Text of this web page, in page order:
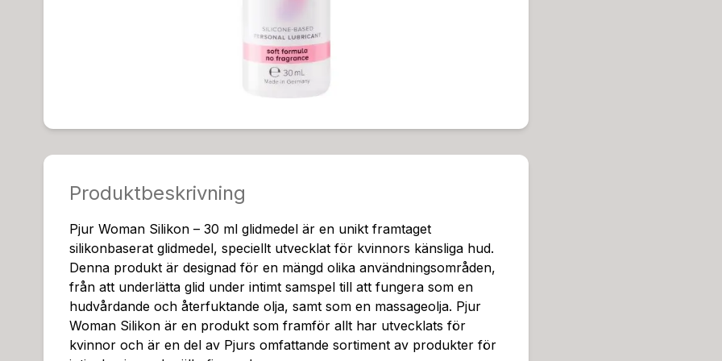
rerna och lämnar huden
Produktens egenskaper
on är helt olje- och fettfri,
m lösning för alla. Den är
Produktbeskrivning
Pjur Woman Silikon – 30 ml glidmedel är en unikt framtaget
silikonbaserat glidmedel, speciellt utvecklat för kvinnors känsliga hud.
Denna produkt är designad för en mängd olika användningsområden,
från att underlätta glid under intimt samspel till att fungera som en
hudvårdande och återfuktande olja, samt som en massageolja. Pjur
Woman Silikon är en produkt som framför allt har utvecklats för
kvinnor och är en del av Pjurs omfattande sortiment av produkter för